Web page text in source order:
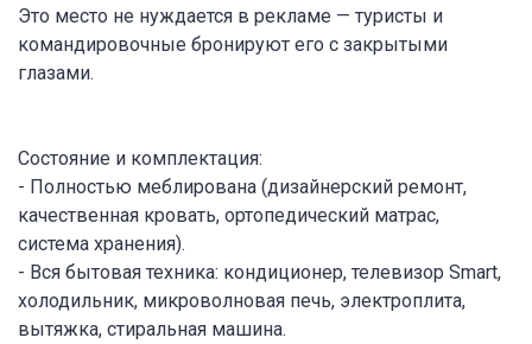
Это место не нуждается в рекламе — туристы и
командировочные бронируют его с закрытыми
глазами.
Состояние и комплектация:
- Полностью меблирована (дизайнерский ремонт,
качественная кровать, ортопедический матрас,
система хранения).
- Вся бытовая техника: кондиционер, телевизор Smart,
холодильник, микроволновая печь, электроплита,
вытяжка, стиральная машина.